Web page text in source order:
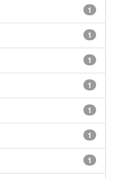
1
1
1
1
1
1
1